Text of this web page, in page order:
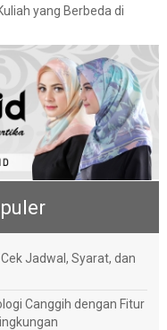
yang Berbeda di
Jadwal, Syarat, dan
Canggih dengan Fitur